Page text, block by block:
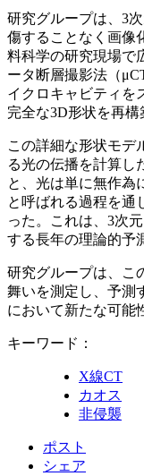
研究グループは、3
傷することなく画像
料科学の研究現場で
ータ断層撮影法（
イクロキャビティを
完全な3D形状を再構
この詳細な形状モデ
る光の伝播を計算し
と、光は単に無作為
と呼ばれる過程を通
った。これは、3次
する長年の理論的予
研究グループは、こ
舞いを測定し、予測
において新たな可能
キーワード：
X線CT
カオス
非侵襲
ポスト
シェア